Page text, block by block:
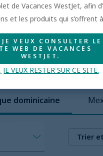
Afficher plus
dominicaine
Trier
de Vacances WestJet, afin
et les produits qui s’offrent
VEUX CONSULTER LE
WEB DE VACANCES
WESTJET.
VEUX RESTER SUR CE SITE.